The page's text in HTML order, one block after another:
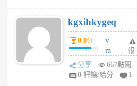
6
個
月
前
kgxihkygeq
0.0分
v
m
sg
sr
報
分享
667點閱
0 評論/給分
1